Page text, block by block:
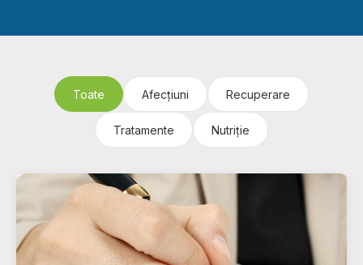
Toate Afecțiuni Recuperare
Tratamente Nutriție